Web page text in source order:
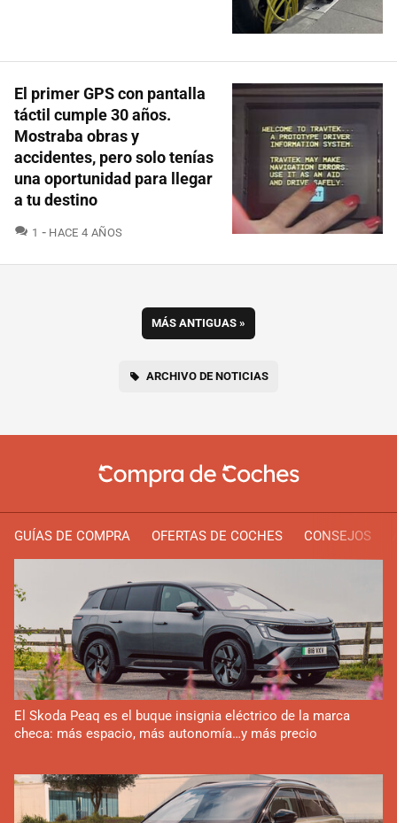
El primer GPS con pantalla
táctil cumple 30 años.
Mostraba obras y
accidentes, pero solo tenías
una oportunidad para llegar
a tu destino
1 COMENTARIOS
HACE 4 AÑOS
MÁS ANTIGUAS »
ARCHIVO DE NOTICIAS
GUÍAS DE COMPRA OFERTAS DE COCHES CONSEJOS
El Skoda Peaq es el buque insignia eléctrico de la marca
checa: más espacio, más autonomía…y más precio